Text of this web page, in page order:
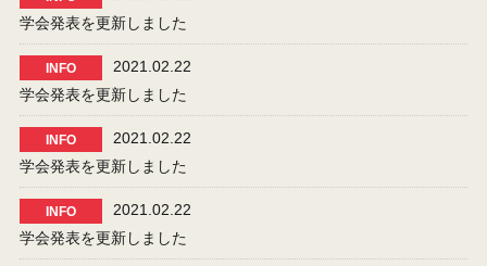
学会発表を更新しました
INFO
2021.02.22
学会発表を更新しました
INFO
2021.02.22
学会発表を更新しました
INFO
2021.02.22
学会発表を更新しました